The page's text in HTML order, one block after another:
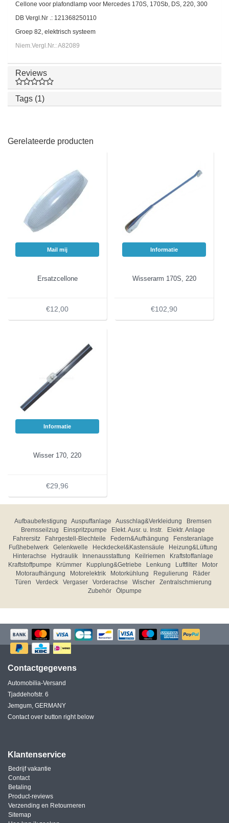
Cellone voor plafondlamp voor Mercedes 170S, 170Sb, DS, 220, 300
DB Vergl.Nr .: 121368250110
Groep 82, elektrisch systeem
Niem.Vergl.Nr.: A82089
Reviews
Tags (1)
Gerelateerde producten
Mail mij
Ersatzcellone
€12,00
Informatie
Wisserarm 170S, 220
€102,90
Informatie
Wisser 170, 220
€29,96
Aufbaubefestigung Auspuffanlage Ausschlag&Verkleidung
Bremsen
Bremsseilzug
Einspritzpumpe Elekt. Ausr. u. Instr.
Elektr. Anlage
Fahrersitz
Fahrgestell-Blechteile Federn&Aufhängung
Fensteranlage
Fußhebelwerk
Gelenkwelle Heckdeckel&Kastensäule
Heizung&Lüftung
Hinterachse
Hydraulik Innenausstattung Keilriemen
Kraftstoffanlage
Kraftstoffpumpe
Krümmer Kupplung&Getriebe Lenkung Luftfilter
Motor
Motoraufhängung
Motorelektrik Motorkühlung Regulierung
Räder
Türen
Verdeck Vergaser Vorderachse Wischer
Zentralschmierung
Zubehör
Ölpumpe
Contactgegevens
Automobilia-Versand
Tjaddehofstr. 6
Jemgum, GERMANY
Contact over button right below
Klantenservice
Bedrijf vakantie
Contact
Betaling
Product-reviews
Verzending en Retourneren
Sitemap